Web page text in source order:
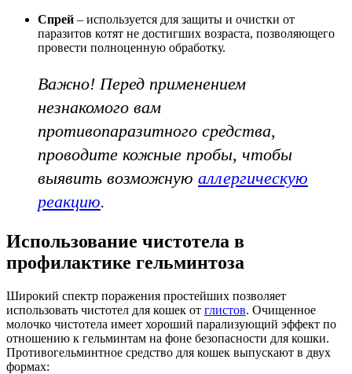
Спрей – используется для защиты и очистки от
паразитов котят не достигших возраста, позволяющего
провести полноценную обработку.
Важно! Перед применением
незнакомого вам
противопаразитного средства,
проводите кожные пробы, чтобы
выявить возможную аллергическую
реакцию.
Использование чистотела в
профилактике гельминтоза
Широкий спектр поражения простейших позволяет
использовать чистотел для кошек от глистов. Очищенное
молочко чистотела имеет хороший парализующий эффект по
отношению к гельминтам на фоне безопасности для кошки.
Противогельминтное средство для кошек выпускают в двух
формах: